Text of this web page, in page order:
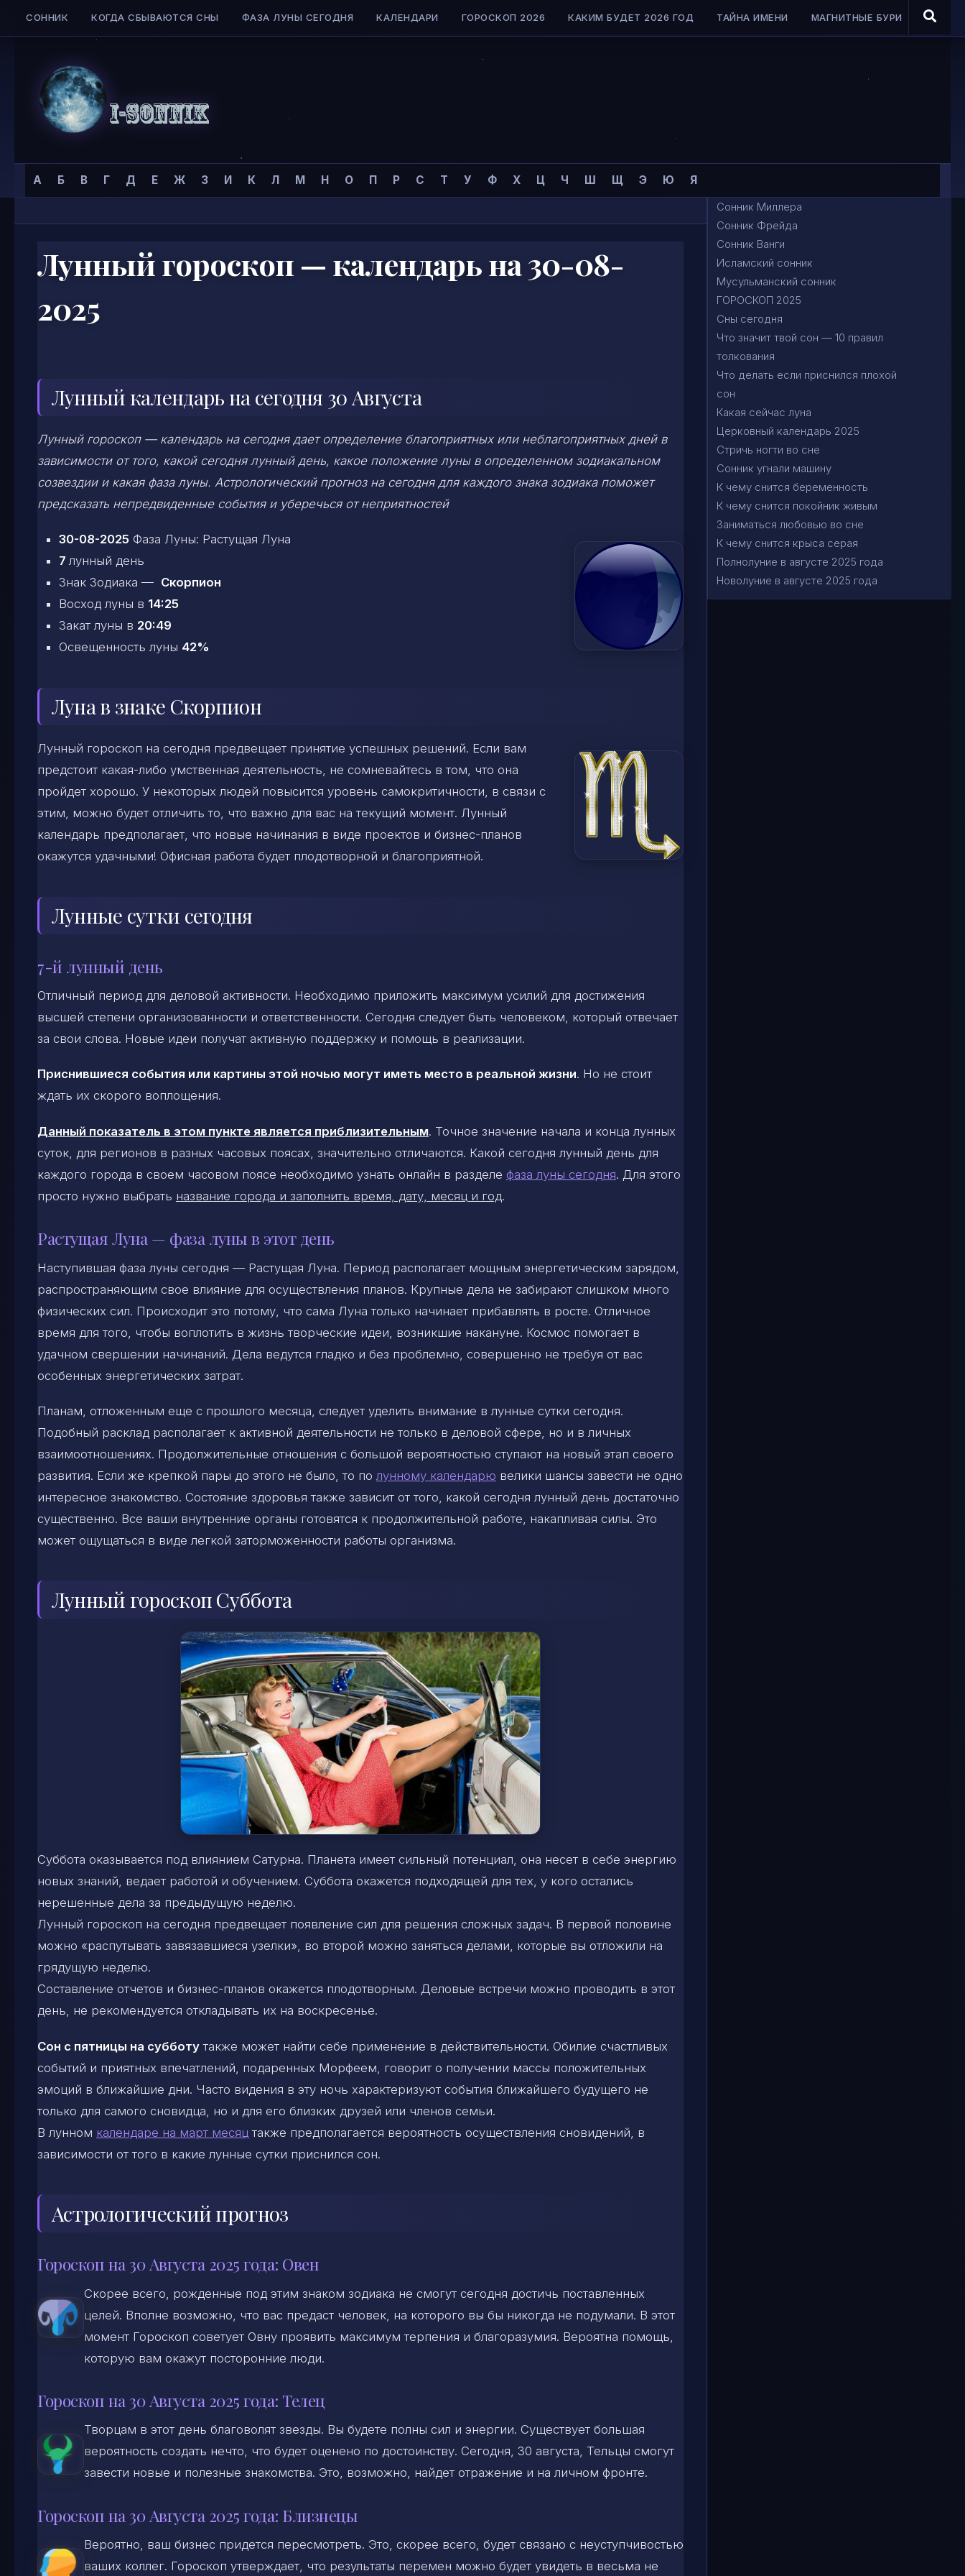
Skip to content
СОННИК КОГДА СБЫВАЮТСЯ СНЫ ФАЗА ЛУНЫ СЕГОДНЯ КАЛЕНДАРИ ГОРОСКОП 2026 КАКИМ БУДЕТ 2026 ГОД ТАЙНА ИМЕНИ МАГНИТНЫЕ БУРИ
Сонник
I-
А Б В Г Д Е Ж З И К Л М Н О П Р С Т У Ф Х Ц Ч Ш Щ Э Ю Я
Главная страница
Лунный гороскоп — календарь на 30-08-
2025
Лунный календарь на сегодня 30 Августа
Лунный гороскоп — календарь на сегодня дает определение благоприятных или неблагоприятных дней в
зависимости от того, какой сегодня лунный день, какое положение луны в определенном зодиакальном
созвездии и какая фаза луны. Астрологический прогноз на сегодня для каждого знака зодиака поможет
предсказать непредвиденные события и уберечься от неприятностей
30-08-2025 Фаза Луны: Растущая Луна
7лунный день
Знак Зодиака — Скорпион
Восход луны в 14:25
Закат луны в 20:49
Освещенность луны 42%
Луна в знаке Скорпион
Лунный гороскоп на сегодня предвещает принятие успешных решений. Если вам
предстоит какая-либо умственная деятельность, не сомневайтесь в том, что она
пройдет хорошо. У некоторых людей повысится уровень самокритичности, в связи с
этим, можно будет отличить то, что важно для вас на текущий момент. Лунный
календарь предполагает, что новые начинания в виде проектов и бизнес-планов
окажутся удачными! Офисная работа будет плодотворной и благоприятной.
Лунные сутки сегодня
7-й лунный день
Отличный период для деловой активности. Необходимо приложить максимум усилий для достижения
высшей степени организованности и ответственности. Сегодня следует быть человеком, который отвечает
за свои слова. Новые идеи получат активную поддержку и помощь в реализации.
Приснившиеся события или картины этой ночью могут иметь место в реальной жизни. Но не стоит
ждать их скорого воплощения.
Данный показатель в этом пункте является приблизительным. Точное значение начала и конца лунных
суток, для регионов в разных часовых поясах, значительно отличаются. Какой сегодня лунный день для
каждого города в своем часовом поясе необходимо узнать онлайн в разделе фаза луны сегодня. Для этого
просто нужно выбрать название города и заполнить время, дату, месяц и год.
Растущая Луна — фаза луны в этот день
Наступившая фаза луны сегодня — Растущая Луна. Период располагает мощным энергетическим зарядом,
распространяющим свое влияние для осуществления планов. Крупные дела не забирают слишком много
физических сил. Происходит это потому, что сама Луна только начинает прибавлять в росте. Отличное
время для того, чтобы воплотить в жизнь творческие идеи, возникшие накануне. Космос помогает в
удачном свершении начинаний. Дела ведутся гладко и без проблемно, совершенно не требуя от вас
особенных энергетических затрат.
Планам, отложенным еще с прошлого месяца, следует уделить внимание в лунные сутки сегодня.
Подобный расклад располагает к активной деятельности не только в деловой сфере, но и в личных
взаимоотношениях. Продолжительные отношения с большой вероятностью ступают на новый этап своего
развития. Если же крепкой пары до этого не было, то по лунному календарю велики шансы завести не одно
интересное знакомство. Состояние здоровья также зависит от того, какой сегодня лунный день достаточно
существенно. Все ваши внутренние органы готовятся к продолжительной работе, накапливая силы. Это
может ощущаться в виде легкой заторможенности работы организма.
Лунный гороскоп Суббота
Суббота оказывается под влиянием Сатурна. Планета имеет сильный потенциал, она несет в себе энергию
новых знаний, ведает работой и обучением. Суббота окажется подходящей для тех, у кого остались
нерешенные дела за предыдущую неделю.
Лунный гороскоп на сегодня предвещает появление сил для решения сложных задач. В первой половине
можно «распутывать завязавшиеся узелки», во второй можно заняться делами, которые вы отложили на
грядущую неделю.
Составление отчетов и бизнес-планов окажется плодотворным. Деловые встречи можно проводить в этот
день, не рекомендуется откладывать их на воскресенье.
Сон с пятницы на субботу также может найти себе применение в действительности. Обилие счастливых
событий и приятных впечатлений, подаренных Морфеем, говорит о получении массы положительных
эмоций в ближайшие дни. Часто видения в эту ночь характеризуют события ближайшего будущего не
только для самого сновидца, но и для его близких друзей или членов семьи.
В лунном календаре на март месяц также предполагается вероятность осуществления сновидений, в
зависимости от того в какие лунные сутки приснился сон.
Астрологический прогноз
Гороскоп на 30 Августа 2025 года: Овен
Скорее всего, рожденные под этим знаком зодиака не смогут сегодня достичь поставленных
целей. Вполне возможно, что вас предаст человек, на которого вы бы никогда не подумали. В этот
момент Гороскоп советует Овну проявить максимум терпения и благоразумия. Вероятна помощь,
которую вам окажут посторонние люди.
Гороскоп на 30 Августа 2025 года: Телец
Творцам в этот день благоволят звезды. Вы будете полны сил и энергии. Существует большая
вероятность создать нечто, что будет оценено по достоинству. Сегодня, 30 августа, Тельцы смогут
завести новые и полезные знакомства. Это, возможно, найдет отражение и на личном фронте.
Гороскоп на 30 Августа 2025 года: Близнецы
Вероятно, ваш бизнес придется пересмотреть. Это, скорее всего, будет связано с неуступчивостью
ваших коллег. Гороскоп утверждает, что результаты перемен можно будет увидеть в весьма не
Сонник Миллера
Сонник Фрейда
Сонник Ванги
Исламский сонник
Мусульманский сонник
ГОРОСКОП 2025
Сны сегодня
Что значит твой сон — 10 правил
толкования
Что делать если приснился плохой
сон
Какая сейчас луна
Церковный календарь 2025
Стричь ногти во сне
Сонник угнали машину
К чему снится беременность
К чему снится покойник живым
Заниматься любовью во сне
К чему снится крыса серая
Полнолуние в августе 2025 года
Новолуние в августе 2025 года